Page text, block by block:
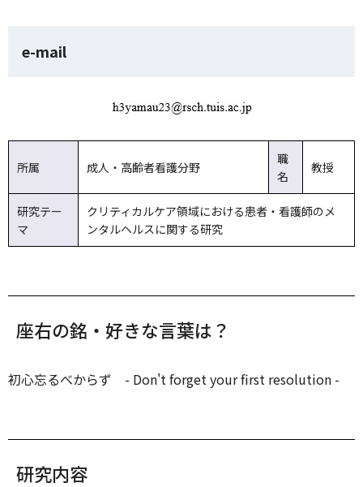
e-mail
所属 成人・高齢者看護分野
職
名
教授
研究テー
マ
クリティカルケア領域における患者・看護師のメ
ンタルヘルスに関する研究
座右の銘・好きな言葉は？
初心忘るべからず - Don't forget your first resolution -
研究内容